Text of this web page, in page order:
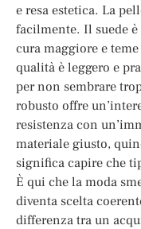
e resa estetica. La
facilmente. Il suede
cura maggiore e
qualità è leggero e
per non sembrare
robusto offre
resistenza con
materiale giusto,
significa capire che
È qui che la moda
diventa scelta
differenza tra un